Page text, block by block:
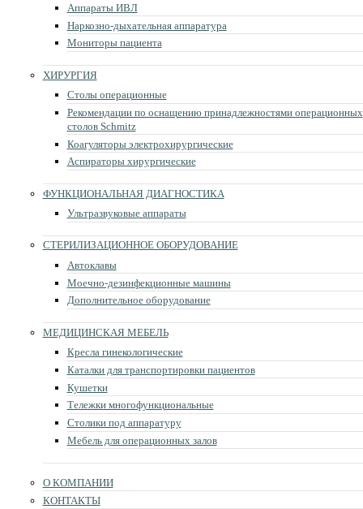
Аппараты ИВЛ
Наркозно-дыхательная аппаратура
Мониторы пациента
ХИРУРГИЯ
Столы операционные
Рекомендации по оснащению принадлежностями операционных
столов Schmitz
Коагуляторы электрохирургические
Аспираторы хирургические
ФУНКЦИОНАЛЬНАЯ ДИАГНОСТИКА
Ультразвуковые аппараты
СТЕРИЛИЗАЦИОННОЕ ОБОРУДОВАНИЕ
Автоклавы
Моечно-дезинфекционные машины
Дополнительное оборудование
МЕДИЦИНСКАЯ МЕБЕЛЬ
Кресла гинекологические
Каталки для транспортировки пациентов
Кушетки
Тележки многофункциональные
Столики под аппаратуру
Мебель для операционных залов
О КОМПАНИИ
КОНТАКТЫ